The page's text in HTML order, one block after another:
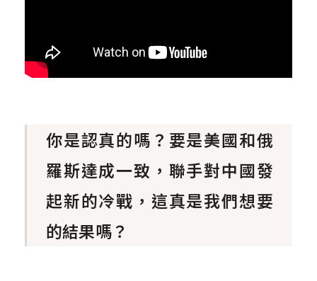
你是認真的嗎？要是美國和俄
羅斯達成一致，聯手對中國發
起新的冷戰，這真是我們想要
的結果嗎？